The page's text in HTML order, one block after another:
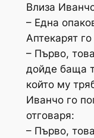
Влиза
– Една
Аптекарят
– Първо,
дойде баща
който му
Иванчо го
отговаря:
– Първо,